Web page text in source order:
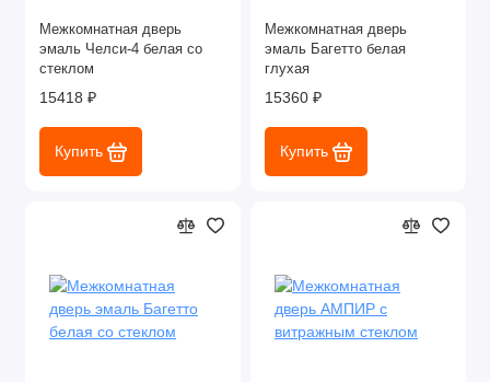
Межкомнатная дверь
эмаль Челси-4 белая со
стеклом
15418 ₽
Купить
Межкомнатная дверь
эмаль Багетто белая
глухая
15360 ₽
Купить